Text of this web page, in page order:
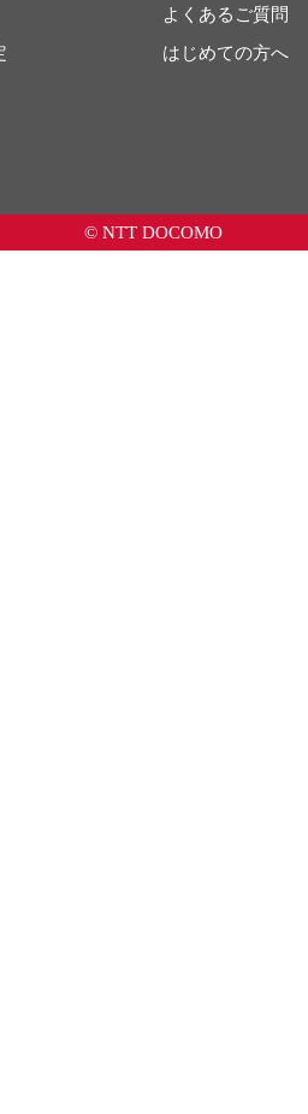
よくあるご質問
はじめての方へ
© NTT DOCOMO